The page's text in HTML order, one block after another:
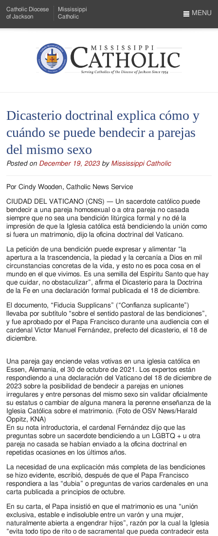
to
Menu
Content
Catholic Diocese
of Jackson
Mississippi
Catholic
Mississippi
Serving
Catholics
of
the
Diocese
of
Jackson
Since
1954
MENU
Dicasterio doctrinal explica cómo y
cuándo se puede bendecir a parejas
del mismo sexo
Posted on December 19, 2023 by Mississippi Catholic
Por Cindy Wooden, Catholic News Service
CIUDAD DEL VATICANO (CNS) — Un sacerdote católico puede
bendecir a una pareja homosexual o a otra pareja no casada
siempre que no sea una bendición litúrgica formal y no dé la
impresión de que la Iglesia católica está bendiciendo la unión como
si fuera un matrimonio, dijo la oficina doctrinal del Vaticano.
La petición de una bendición puede expresar y alimentar “la
apertura a la trascendencia, la piedad y la cercanía a Dios en mil
circunstancias concretas de la vida, y esto no es poca cosa en el
mundo en el que vivimos. Es una semilla del Espíritu Santo que hay
que cuidar, no obstaculizar”, afirma el Dicasterio para la Doctrina
de la Fe en una declaración formal publicada el 18 de diciembre.
El documento, “Fiducia Supplicans” (“Confianza suplicante”)
llevaba por subtítulo “sobre el sentido pastoral de las bendiciones”,
y fue aprobado por el Papa Francisco durante una audiencia con el
cardenal Víctor Manuel Fernández, prefecto del dicasterio, el 18 de
diciembre.
Una pareja gay enciende velas votivas en una iglesia católica en
Essen, Alemania, el 30 de octubre de 2021. Los expertos están
respondiendo a una declaración del Vaticano del 18 de diciembre de
2023 sobre la posibilidad de bendecir a parejas en uniones
irregulares y entre personas del mismo sexo sin validar oficialmente
su estatus o cambiar de alguna manera la perenne enseñanza de la
Iglesia Católica sobre el matrimonio. (Foto de OSV News/Harald
Oppitz, KNA)
En su nota introductoria, el cardenal Fernández dijo que las
preguntas sobre un sacerdote bendiciendo a un LGBTQ + u otra
pareja no casada se habían enviado a la oficina doctrinal en
repetidas ocasiones en los últimos años.
La necesidad de una explicación más completa de las bendiciones
se hizo evidente, escribió, después de que el Papa Francisco
respondiera a las “dubia” o preguntas de varios cardenales en una
carta publicada a principios de octubre.
En su carta, el Papa insistió en que el matrimonio es una “unión
exclusiva, estable e indisoluble entre un varón y una mujer,
naturalmente abierta a engendrar hijos”, razón por la cual la Iglesia
“evita todo tipo de rito o de sacramental que pueda contradecir esta